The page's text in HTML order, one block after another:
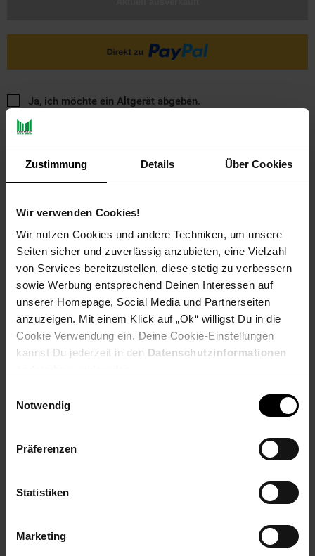
Zustimmung Details Über Cookies
Wir verwenden Cookies!
Wir nutzen Cookies und andere Techniken, um unsere
Seiten sicher und zuverlässig anzubieten, eine Vielzahl
von Services bereitzustellen, diese stetig zu verbessern
sowie Werbung entsprechend Deinen Interessen auf
unserer Homepage, Social Media und Partnerseiten
anzuzeigen. Mit einem Klick auf „Ok“ willigst Du in die
Cookie Verwendung ein. Deine Cookie-Einstellungen
kannst Du jederzeit in den Datenschutzinformationen
Notwendig
Präferenzen
Statistiken
Marketing
Ja, ich möchte ein Altgerät abgeben.
PAYBACK
Payback Punkte
Produktbeschreibung
vielseitiges, leichtes kabelloses Gaming-Headset für den
übergangslosen Einsatz mit PC, PlayStation und Android.
herunterladen, kein Problem. Verbinde einfach den kabellosen
USB-C-Sender-Empfängermit der Plattform deiner Wahl, und
einsatzbereit. Ein Analogkabel mit 3,5-mm-Klinkenstecker ist
vorhanden, um das Headset bei Bedarf auch kabelgebunden